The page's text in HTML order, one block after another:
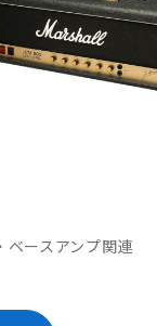
ースアンプ関連